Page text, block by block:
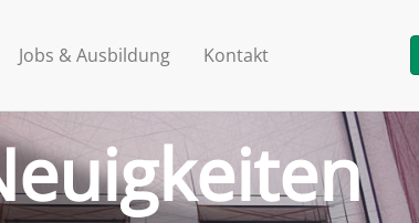
Jobs & Ausbildung Kontakt